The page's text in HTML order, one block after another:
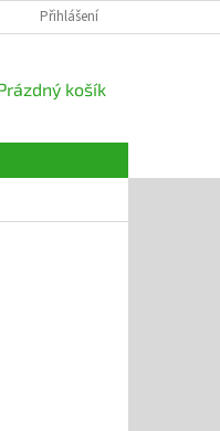
Přihlášení
košík